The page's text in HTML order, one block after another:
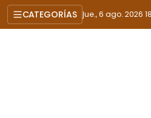
CATEGORÍAS jue., 6 ago. 2026